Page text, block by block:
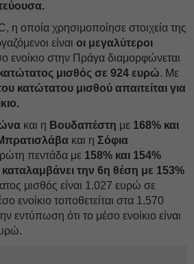
οποία χρησιμοποίησε στοιχεία της
είναι οι μεγαλύτεροι
ενοίκιο στην Πράγα διαμορφώνεται
μισθός σε 924 ευρώ. Με
κατώτατου μισθού απαιτείται για
και η Βουδαπέστη με 168% και
και η Σόφια
πεντάδα με 158% και 154%
καταλαμβάνει την 6η θέση με 153%
μισθός είναι 1.027 ευρώ σε
ενοίκιο τοποθετείται στα 1.570
εντύπωση ότι το μέσο ενοίκιο είναι